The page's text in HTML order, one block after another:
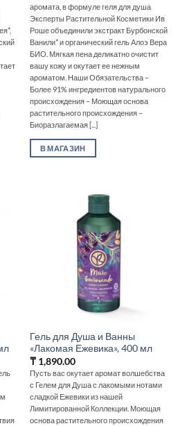
аромата, в формуле геля для душа
Эксперты Растительной Косметики Ив
Роше объединили экстракт Бурбонской
Ванили* и органический гель Алоэ Вера
БИО. Мягкая пена деликатно очистит
вашу кожу и окутает ее нежным
ароматом. Наши Обязательства –
Более 91% ингредиентов натурального
происхождения – Моющая основа
растительного происхождения –
Биоразлагаемая [...]
В МАГАЗИН
Гель для Душа и Ванны
«Лакомая Ежевика», 400 мл
₸1,890.00
Пусть вас окутает аромат волшебства
с Гелем для Душа с лакомыми нотами
сладкой Ежевики из нашей
Лимитированной Коллекции. Моющая
основа растительного происхождения